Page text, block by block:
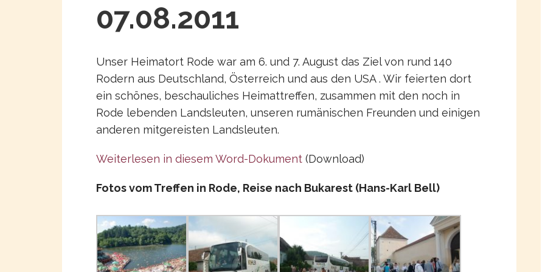
07.08.2011
Unser Heimatort Rode war am 6. und 7. August das Ziel von rund 140
Rodern aus Deutschland, Österreich und aus den USA . Wir feierten dort
ein schönes, beschauliches Heimattreffen, zusammen mit den noch in
Rode lebenden Landsleuten, unseren rumänischen Freunden und einigen
anderen mitgereisten Landsleuten.
Weiterlesen in diesem Word-Dokument (Download)
Fotos vom Treffen in Rode, Reise nach Bukarest (Hans-Karl Bell)